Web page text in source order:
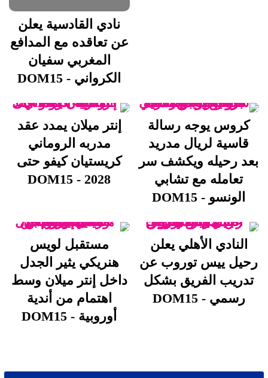
نادي القادسية يعلن
عن تعاقده مع المدافع
المغربي سفيان
الكرواني - DOM15
كروس يوجه رسالة
قاسية لريال مدريد
بعد رحيله ويكشف سر
تعامله مع تشابي
الونسو - DOM15
إنتر ميلان يمدد عقد
مدربه الروماني
كريستيان كيفو حتى
2028 - DOM15
النادي الأهلي يعلن
رحيل ييس توروب عن
تدريب الفريق بشكل
رسمي - DOM15
مستقبل لويس
هنريكي يثير الجدل
داخل إنتر ميلان وسط
اهتمام من أندية
أوروبية - DOM15